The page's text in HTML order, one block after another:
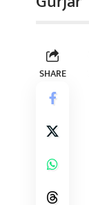
SHARE